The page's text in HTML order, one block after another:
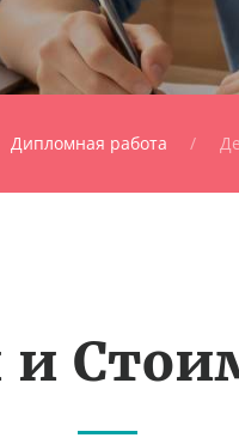
Дипломная работа
и